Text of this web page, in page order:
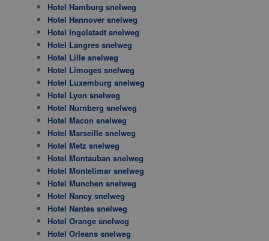
Hotel Hamburg snelweg
Hotel Hannover snelweg
Hotel Ingolstadt snelweg
Hotel Langres snelweg
Hotel Lille snelweg
Hotel Limoges snelweg
Hotel Luxemburg snelweg
Hotel Lyon snelweg
Hotel Nurnberg snelweg
Hotel Macon snelweg
Hotel Marseille snelweg
Hotel Metz snelweg
Hotel Montauban snelweg
Hotel Montelimar snelweg
Hotel Munchen snelweg
Hotel Nancy snelweg
Hotel Nantes snelweg
Hotel Orange snelweg
Hotel Orleans snelweg